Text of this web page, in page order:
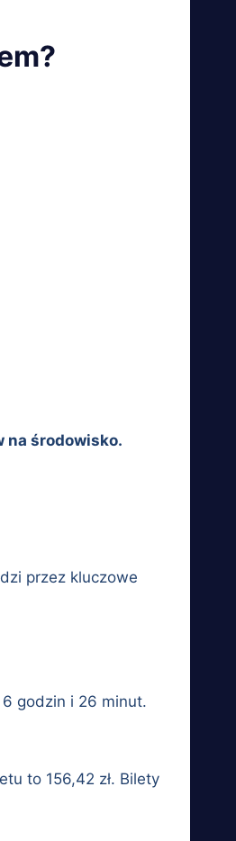
na środowisko.
przez kluczowe
6 godzin i 26 minut.
to 156,42 zł. Bilety